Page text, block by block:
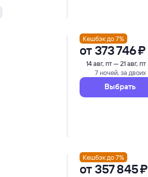
Кешбэк до 7%
от373 ⁠746 ⁠₽
14 авг, пт — 21 авг, пт
7 ночей, за двоих
Выбрать
Кешбэк до 7%
от357 ⁠845 ⁠₽